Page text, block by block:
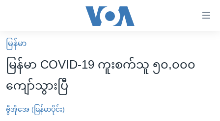
လွယ်ကူ
စေ
များ
မူလစာမျက်နှာ
မြန်မာ
ကမ္ဘာ့သတင်းများ
နိုင်ငံတကာ
ဗွီဒီယို
မြန်မာ
မြန်မာ COVID-19 ကူးစက်သူ ၅၀,၀၀၀
ကျော်သွားပြီ
ဗွီအိုအေ (မြန်မာပိုင်း)